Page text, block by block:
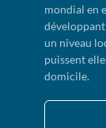
mondial en
développant
un niveau
puissent
domicile.